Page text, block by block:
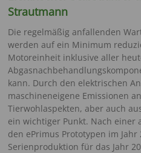
Strautmann
Die regelmäßig anfallenden
werden auf ein Minimum
Motoreinheit inklusive aller
kann. Durch den elektrischen
maschineneigene Emissionen
Tierwohlaspekten, aber auch
ein wichtiger Punkt. Nach einer
den ePrimus Prototypen im
Serienproduktion für das Jahr